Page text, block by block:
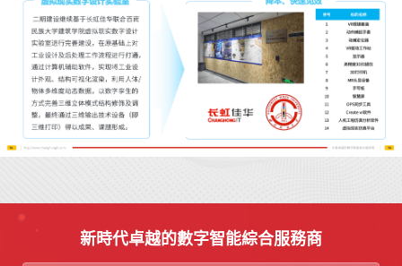
新時代卓越的數字智能綜合服務商